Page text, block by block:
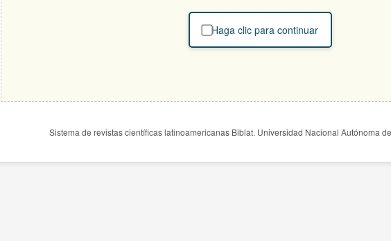
Haga clic para continuar
Sistema de revistas científicas latinoamericanas Biblat. Universidad Nacional Autónoma